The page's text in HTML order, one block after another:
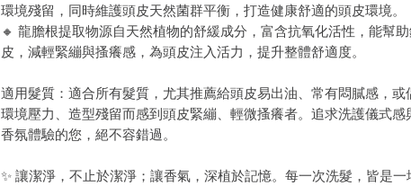
環境殘留，同時維護頭皮天然菌群平衡，打造健康舒適的頭皮環境。
🔸 龍膽根提取物源自天然植物的舒緩成分，富含抗氧化活性，能幫
皮，減輕緊繃與搔癢感，為頭皮注入活力，提升整體舒適度。
適用髮質：適合所有髮質，尤其推薦給頭皮易出油、常有悶膩感，或
環境壓力、造型殘留而感到頭皮緊繃、輕微搔癢者。追求洗護儀式感
香氛體驗的您，絕不容錯過。
✨ 讓潔淨，不止於潔淨；讓香氣，深植於記憶。每一次洗髮，皆是一